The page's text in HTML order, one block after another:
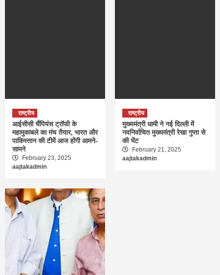
राष्ट्रीय
आईसीसी चैंपियंस ट्रॉफी के
महामुकाबले का मंच तैयार, भारत और
पाकिस्तान की टीमें आज होंगी आमने-
सामने
February 23, 2025
aajtakadmin
राष्ट्रीय
मुख्यमंत्री धामी ने नई दिल्ली में
नवनिर्वाचित मुख्यमंत्री रेखा गुप्ता से
की भेंट
February 21, 2025
aajtakadmin